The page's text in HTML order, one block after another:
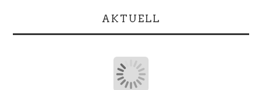
AKTUELL